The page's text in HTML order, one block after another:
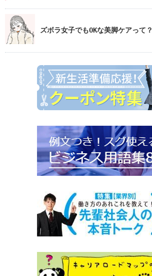
ズボラ女子でもOKな美脚ケアって？